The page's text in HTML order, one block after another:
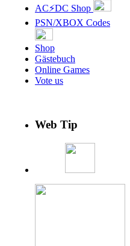
AC⚡DC Shop
PSN/XBOX Codes
Shop
Gästebuch
Online Games
Vote us
Web Tip